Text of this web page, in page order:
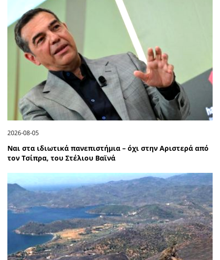
2026-08-05
Ναι στα ιδιωτικά πανεπιστήμια – όχι στην Αριστερά από
τον Τσίπρα, του Στέλιου Βαϊνά